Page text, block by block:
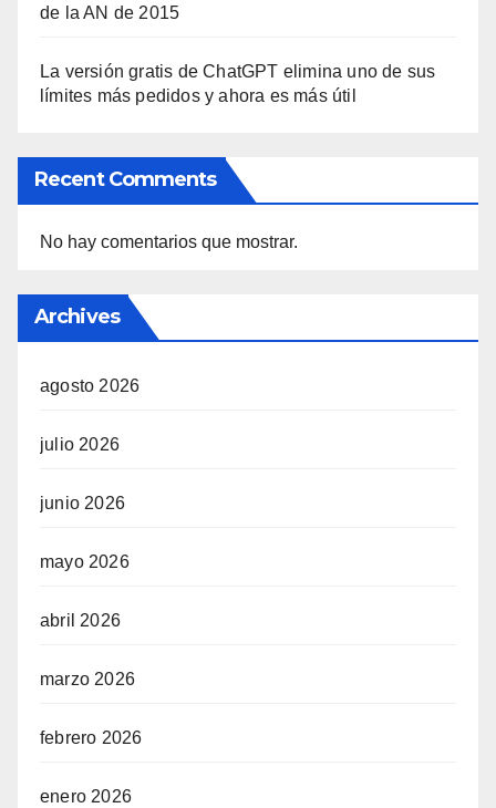
de la AN de 2015
La versión gratis de ChatGPT elimina uno de sus
límites más pedidos y ahora es más útil
Recent Comments
No hay comentarios que mostrar.
Archives
agosto 2026
julio 2026
junio 2026
mayo 2026
abril 2026
marzo 2026
febrero 2026
enero 2026